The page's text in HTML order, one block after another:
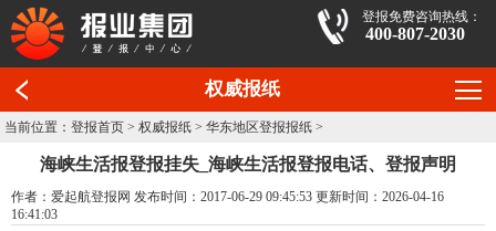
登报免费咨询热线：
400-807-2030
权威报纸
当前位置：登报首页 >权威报纸 >华东地区登报报纸 >
海峡生活报登报挂失_海峡生活报登报电话、登报声明
作者：爱起航登报网 发布时间：2017-06-29 09:45:53 更新时间：2026-04-16
16:41:03